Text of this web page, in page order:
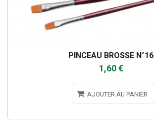
PINCEAU BROSSE N°16
1,60 €
AJOUTER AU PANIER